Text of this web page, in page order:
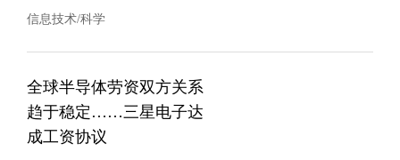
信息技术/科学
全球半导体劳资双方关系
趋于稳定……三星电子达
成工资协议